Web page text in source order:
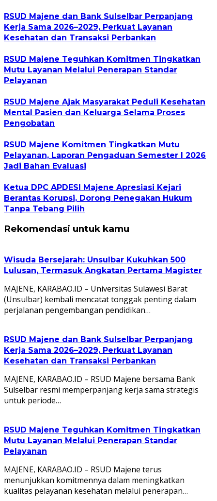
RSUD Majene dan Bank Sulselbar Perpanjang
Kerja Sama 2026–2029, Perkuat Layanan
Kesehatan dan Transaksi Perbankan
RSUD Majene Teguhkan Komitmen Tingkatkan
Mutu Layanan Melalui Penerapan Standar
Pelayanan
RSUD Majene Ajak Masyarakat Peduli Kesehatan
Mental Pasien dan Keluarga Selama Proses
Pengobatan
RSUD Majene Komitmen Tingkatkan Mutu
Pelayanan, Laporan Pengaduan Semester I 2026
Jadi Bahan Evaluasi
Ketua DPC APDESI Majene Apresiasi Kejari
Berantas Korupsi, Dorong Penegakan Hukum
Tanpa Tebang Pilih
Rekomendasi untuk kamu
Wisuda Bersejarah: Unsulbar Kukuhkan 500
Lulusan, Termasuk Angkatan Pertama Magister
MAJENE, KARABAO.ID – Universitas Sulawesi Barat
(Unsulbar) kembali mencatat tonggak penting dalam
perjalanan pengembangan pendidikan…
RSUD Majene dan Bank Sulselbar Perpanjang
Kerja Sama 2026–2029, Perkuat Layanan
Kesehatan dan Transaksi Perbankan
MAJENE, KARABAO.ID – RSUD Majene bersama Bank
Sulselbar resmi memperpanjang kerja sama strategis
untuk periode…
RSUD Majene Teguhkan Komitmen Tingkatkan
Mutu Layanan Melalui Penerapan Standar
Pelayanan
MAJENE, KARABAO.ID – RSUD Majene terus
menunjukkan komitmennya dalam meningkatkan
kualitas pelayanan kesehatan melalui penerapan…